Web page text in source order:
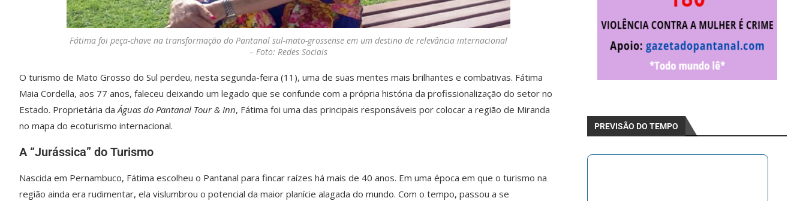
Fátima foi peça-chave na transformação do Pantanal sul-mato-grossense em um destino de relevância internacional
– Foto: Redes Sociais
O turismo de Mato Grosso do Sul perdeu, nesta segunda-feira (11), uma de suas mentes mais brilhantes e combativas. Fátima
Maia Cordella, aos 77 anos, faleceu deixando um legado que se confunde com a própria história da profissionalização do setor no
Estado. Proprietária daÁguas do Pantanal Tour & Inn, Fátima foi uma das principais responsáveis por colocar a região de Miranda
no mapa do ecoturismo internacional.
A “Jurássica” do Turismo
Nascida em Pernambuco, Fátima escolheu o Pantanal para fincar raízes há mais de 40 anos. Em uma época em que o turismo na
região ainda era rudimentar, ela vislumbrou o potencial da maior planície alagada do mundo. Com o tempo, passou a se
PREVISÃO DO TEMPO